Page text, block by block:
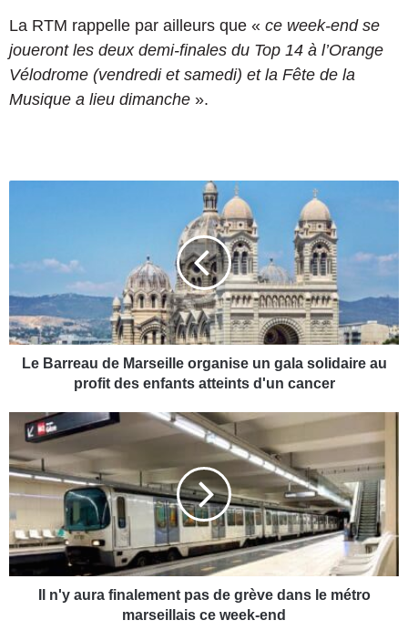
La RTM rappelle par ailleurs que « ce week-end se
joueront les deux demi-finales du Top 14 à l’Orange
Vélodrome (vendredi et samedi) et la Fête de la
Musique a lieu dimanche ».
r
e
a
u
s
e
i
l
l
e
o
Le Barreau de Marseille organise un gala solidaire au
profit des enfants atteints d'un cancer
n
'
y
a
u
r
a
Il n'y aura finalement pas de grève dans le métro
marseillais ce week-end